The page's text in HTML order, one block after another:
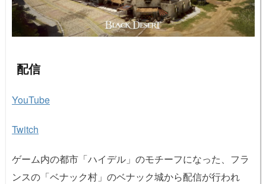
配信
YouTube
Twitch
ゲーム内の都市「ハイデル」のモチーフになった、フラ
ンスの「ベナック村」のベナック城から配信が行われ